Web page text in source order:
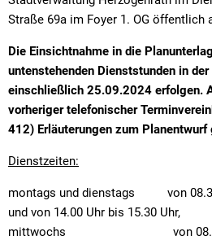
Straße 69a im Foyer 1. OG öffentlich
Die Einsichtnahme in die
untenstehenden Dienststunden in
einschließlich 25.09.2024 erfolgen.
vorheriger telefonischer
412) Erläuterungen zum Planentwurf
Dienstzeiten:
montags und dienstags von
und von 14.00 Uhr bis 15.30 Uhr,
mittwochs von 08.30 Uhr